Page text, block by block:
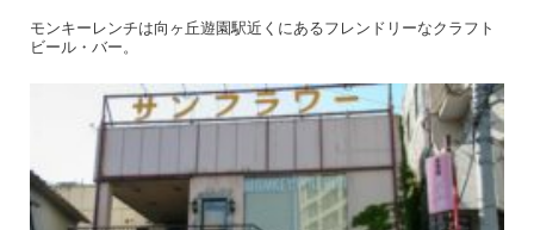
モンキーレンチは向ヶ丘遊園駅近くにあるフレンドリーなクラフト
ビール・バー。